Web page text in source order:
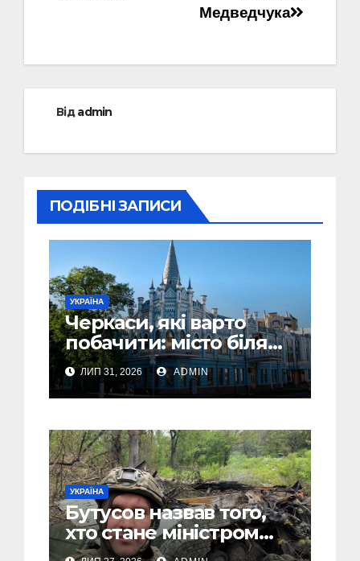
Медведчука
Відadmin
ПОДІБНІ ЗАПИСИ
УКРАЇНА
Черкаси, які варто
побачити: місто біля
Дніпра, зелені парки
та місця з особливою
атмосферою
ЛИП 31, 2026 ADMIN
УКРАЇНА
Бутусов назвав того,
хто стане міністром
оборони України, і